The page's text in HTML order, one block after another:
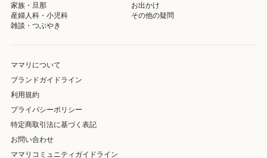
家族・旦那
お出かけ
産婦人科・小児科
その他の疑問
雑談・つぶやき
ママリについて
ブランドガイドライン
利用規約
プライバシーポリシー
特定商取引法に基づく表記
お問い合わせ
ママリコミュニティガイドライン